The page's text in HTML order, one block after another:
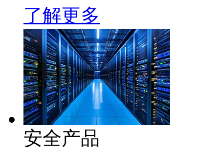
了解更多
安全产品